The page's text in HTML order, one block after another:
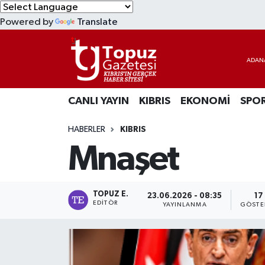
Powered by Translate
CANLI YAYIN KIBRIS EKONOMİ
HABERLER KIBRIS
Mnaşet
TOPUZ E.
EDITÖR
23.06.2026 - 08:35
YAYINLANMA
17
EKONOMİ
MAGAZİN
Lefkoşa Nöbetçi Eczaneler
Lefkoşa Hava Durumu
Lefkoşa Trafik Yoğunluk Haritası
Süper Lig Puan Durumu ve Fikstür
Tüm Manşetler
Son Dakika Haberleri